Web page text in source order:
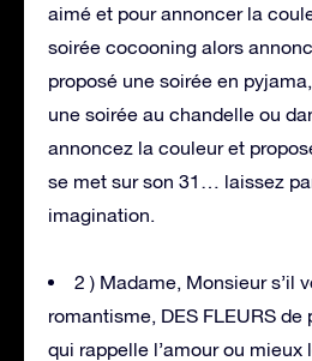
aimé et pour annoncer la
soirée cocooning alors
proposé une soirée en
une soirée au chandelle ou
annoncez la couleur et
se met sur son 31… laissez
imagination.
2 ) Madame, Monsieur s’il
romantisme, DES FLEURS
qui rappelle l’amour ou mieux